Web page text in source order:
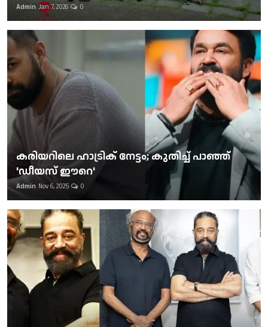
Admin Jan 7, 2026 0
കരിയറിലെ ഹാട്രിക് നേട്ടം; കുതിച്ച് പാഞ്ഞ്
'ഡീയസ് ഈറെ'
Admin Nov 6, 2025 0